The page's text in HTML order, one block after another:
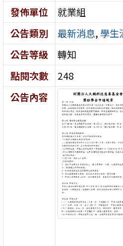
發佈單位
就業組
公告類別
最新消息, 學生
公告等級
轉知
點閱次數
248
公告內容